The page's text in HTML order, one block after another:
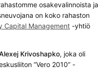
osakevalinnoista ja
on koko rahaston
Capital Management-yhtiö
Krivoshapko, joka oli
”Vero 2010” -